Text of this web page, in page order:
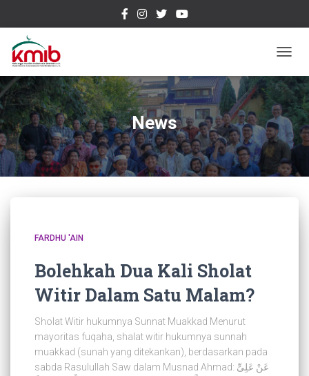
News
FARDHU 'AIN
Bolehkah Dua Kali Sholat
Witir Dalam Satu Malam?
Sholat Witir hukumnya Sunnat Muakkad Menurut
mayoritas fuqaha, shalat witir hukumnya sunnah
muakkad (sunah yang ditekankan), berdasarkan pada
sabda Rasulullah Saw dalam Musnad Ahmad: عَنْ عَلِىٍّ